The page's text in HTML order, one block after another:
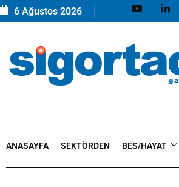
6 Ağustos 2026
ANASAYFA SEKTÖRDEN BES/HAYAT